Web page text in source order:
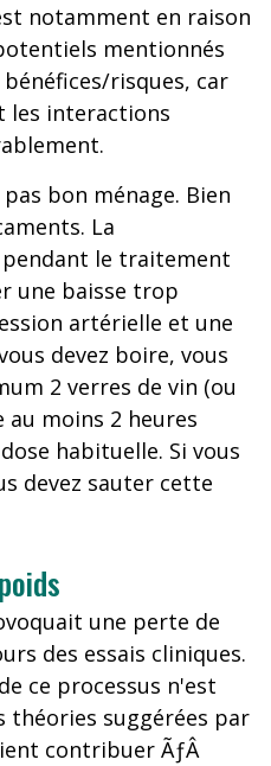
notamment en raison
mentionnés
risques, car
les interactions
bon ménage. Bien
La
le traitement
une baisse trop
artérielle et une
devez boire, vous
2 verres de vin (ou
moins 2 heures
habituelle. Si vous
devez sauter cette
une perte de
des essais cliniques.
ce processus n'est
théories suggérées par
contribuer ÃƒÂ